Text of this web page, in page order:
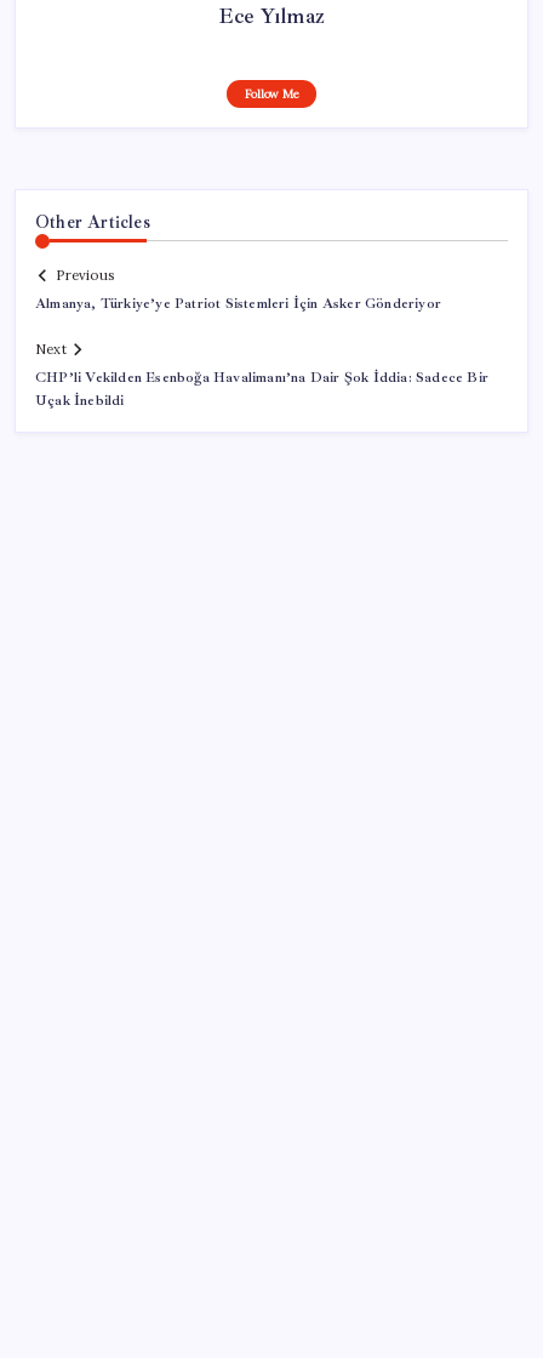
Ece Yılmaz
Follow Me
Other Articles
Previous
Almanya, Türkiye’ye Patriot Sistemleri İçin Asker Gönderiyor
Next
CHP’li Vekilden Esenboğa Havalimanı’na Dair Şok İddia: Sadece Bir
Uçak İnebildi